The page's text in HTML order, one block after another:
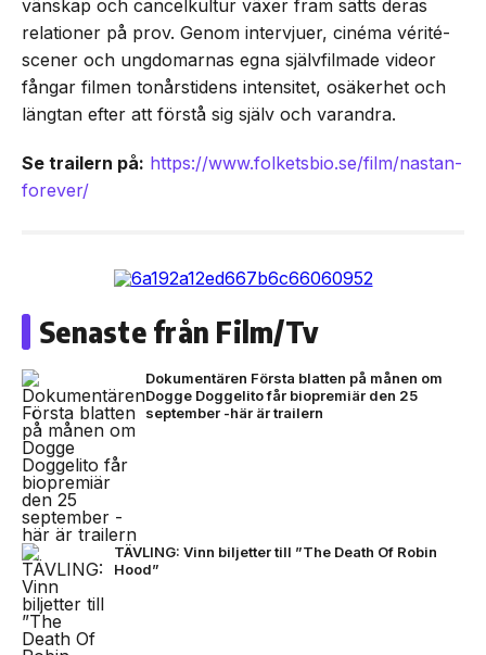
vänskap och cancelkultur växer fram sätts deras
relationer på prov. Genom intervjuer, cinéma vérité-
scener och ungdomarnas egna självfilmade videor
fångar filmen tonårstidens intensitet, osäkerhet och
längtan efter att förstå sig själv och varandra.
Se trailern på: https://www.folketsbio.se/film/nastan-
forever/
Senaste från Film/Tv
Dokumentären Första blatten på månen om
Dogge Doggelito får biopremiär den 25
september -här är trailern
TÄVLING: Vinn biljetter till ”The Death Of Robin
Hood”